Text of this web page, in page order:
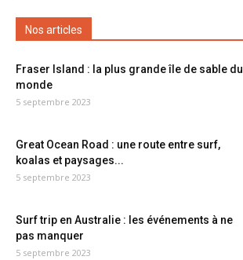
Nos articles
Fraser Island : la plus grande île de sable du
monde
5 septembre 2023
Great Ocean Road : une route entre surf,
koalas et paysages...
5 septembre 2023
Surf trip en Australie : les événements à ne
pas manquer
5 septembre 2023